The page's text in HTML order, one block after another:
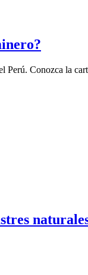
Perú. Conozca la